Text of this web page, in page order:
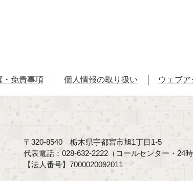
・免責事項 個人情報の取り扱い ウェブ
〒320-8540 栃木県宇都宮市旭1丁目1-5
代表電話：028-632-2222（コールセンター・24
【法人番号】7000020092011